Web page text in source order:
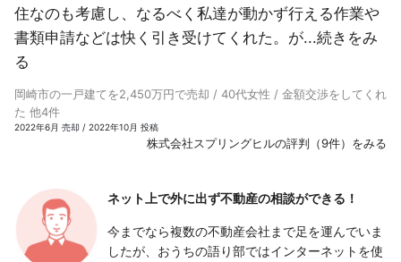
住なのも考慮し、なるべく私達が動かず行える作業や
書類申請などは快く引き受けてくれた。が...続きをみ
る
岡崎市の一戸建てを2,450万円で売却 / 40代女性 / 金額交渉をしてくれ
た 他4件
2022年6月 売却 / 2022年10月 投稿
株式会社スプリングヒルの評判（9件）をみる
ネット上で外に出ず不動産の相談ができる！
今までなら複数の不動産会社まで足を運んでいま
したが、おうちの語り部ではインターネットを使